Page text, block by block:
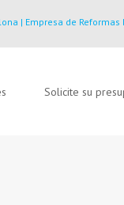
| Empresa de Reformas
Solicite su